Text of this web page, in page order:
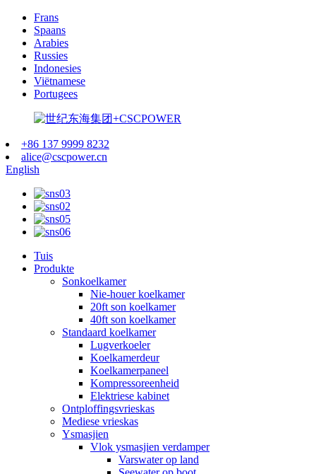
Frans
Spaans
Arabies
Russies
Indonesies
Viëtnamese
Portugees
+86 137 9999 8232
alice@cscpower.cn
English
Tuis
Produkte
Sonkoelkamer
Nie-houer koelkamer
20ft son koelkamer
40ft son koelkamer
Standaard koelkamer
Lugverkoeler
Koelkamerdeur
Koelkamerpaneel
Kompressoreenheid
Elektriese kabinet
Ontploffingsvrieskas
Mediese vrieskas
Ysmasjien
Vlok ysmasjien verdamper
Varswater op land